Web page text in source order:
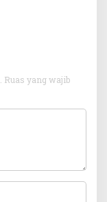
Ruas yang wajib